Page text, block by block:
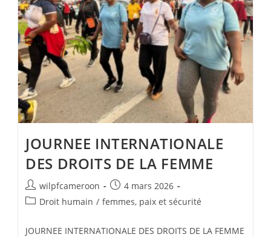
JOURNEE INTERNATIONALE
DES DROITS DE LA FEMME
wilpfcameroon
4 mars 2026
Droit humain / femmes, paix et sécurité
JOURNEE INTERNATIONALE DES DROITS DE LA FEMME